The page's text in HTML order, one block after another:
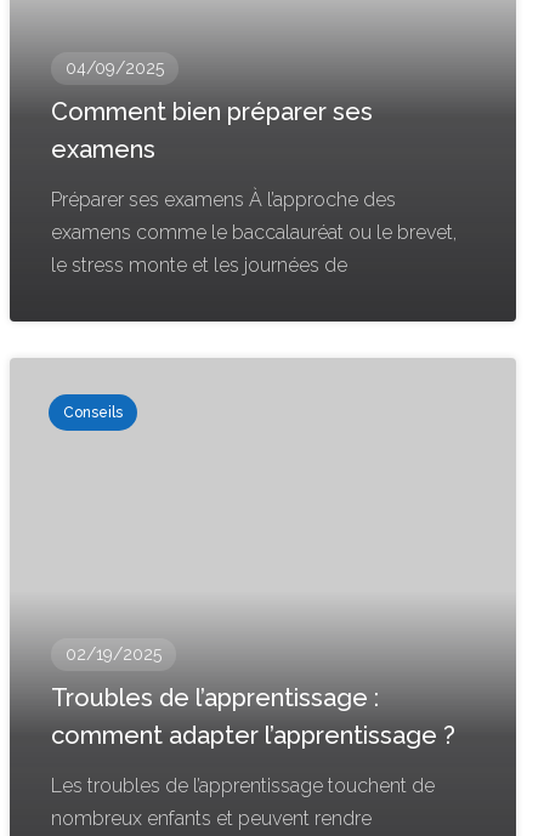
04/09/2025
Comment bien préparer ses
examens
Préparer ses examens À l’approche des
examens comme le baccalauréat ou le brevet,
le stress monte et les journées de
Conseils
02/19/2025
Troubles de l’apprentissage :
comment adapter l’apprentissage ?
Les troubles de l’apprentissage touchent de
nombreux enfants et peuvent rendre